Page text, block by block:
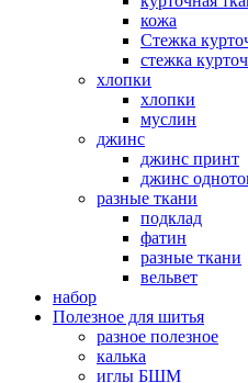
кожа
Стежка
стежка
хлопки
хлопки
муслин
джинс
джинс принт
джинс
разные ткани
подклад
фатин
разные ткани
вельвет
набор
Полезное для шитья
разное полезное
калька
иглы БШМ